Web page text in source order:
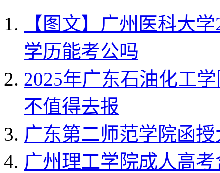
【图文】广州医科大
学历能考公吗
2025年广东石油化工
不值得去报
广东第二师范学院函
广州理工学院成人高